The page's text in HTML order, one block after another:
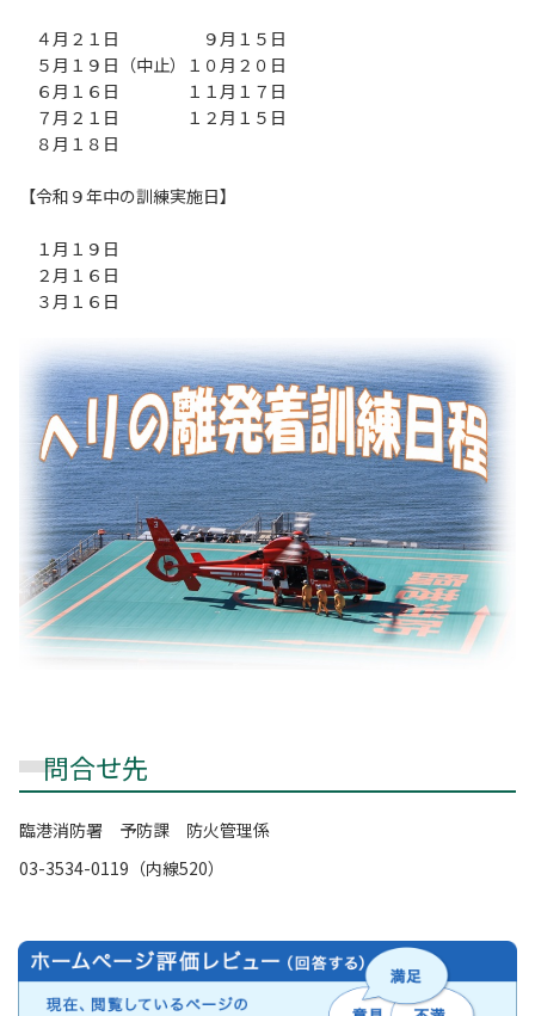
４月２１日 ９月１５日
５月１９日（中止）１０月２０日
６月１６日 １１月１７日
７月２１日 １２月１５日
８月１８日
【令和９年中の訓練実施日】
１月１９日
２月１６日
３月１６日
問合せ先
臨港消防署 予防課 防火管理係
03-3534-0119（内線520）